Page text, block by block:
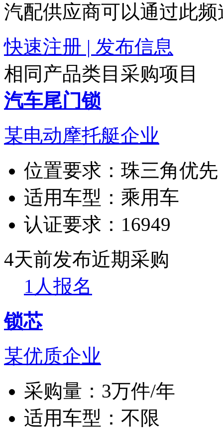
汽配供应商可以通过此
快速注册 | 发布信息
相同产品类目采购项目
汽车尾门锁
某电动摩托艇企业
位置要求： 珠三角优先
适用车型： 乘用车
认证要求： 16949
4天前发布近期采购
1人报名
锁芯
某优质企业
采购量： 3万件/年
适用车型： 不限